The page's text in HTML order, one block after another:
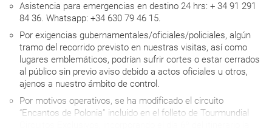
Asistencia para emergencias en destino 24 hrs: + 34 91 291
84 36. Whatsapp: +34 630 79 46 15.
Por exigencias gubernamentales/oficiales/policiales, algún
tramo del recorrido previsto en nuestras visitas, así como
lugares emblemáticos, podrían sufrir cortes o estar cerrados
al público sin previo aviso debido a actos oficiales u otros,
ajenos a nuestro ámbito de control.
Por motivos operativos, se ha modificado el circuito
“Encantos de Polonia” incluido en el folleto de Tourmundial